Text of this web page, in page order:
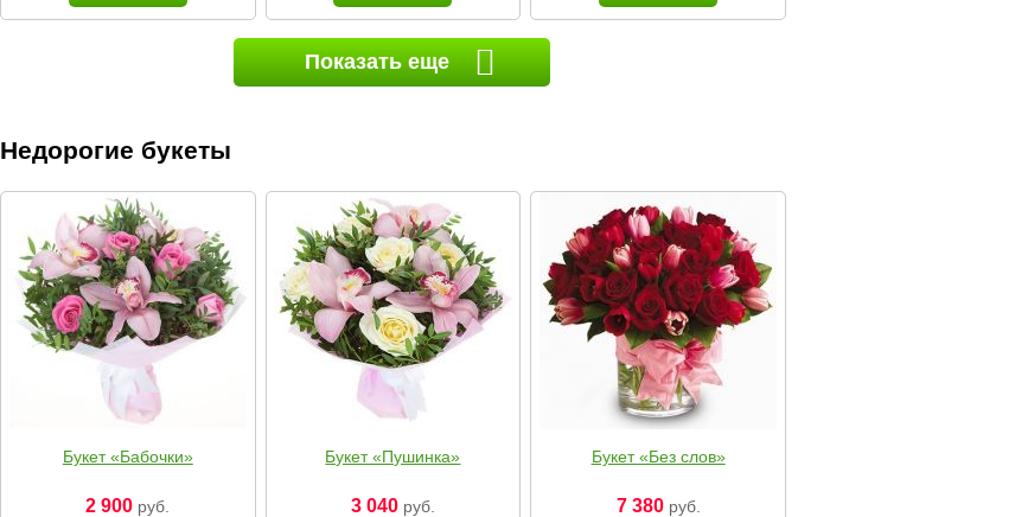
Показать еще
Недорогие букеты
Букет «Бабочки»
2 900 руб.
Букет «Пушинка»
3 040руб.
Букет «Без слов»
7 380руб.